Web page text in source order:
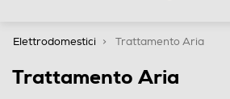
Elettrodomestici Trattamento Aria
Trattamento Aria